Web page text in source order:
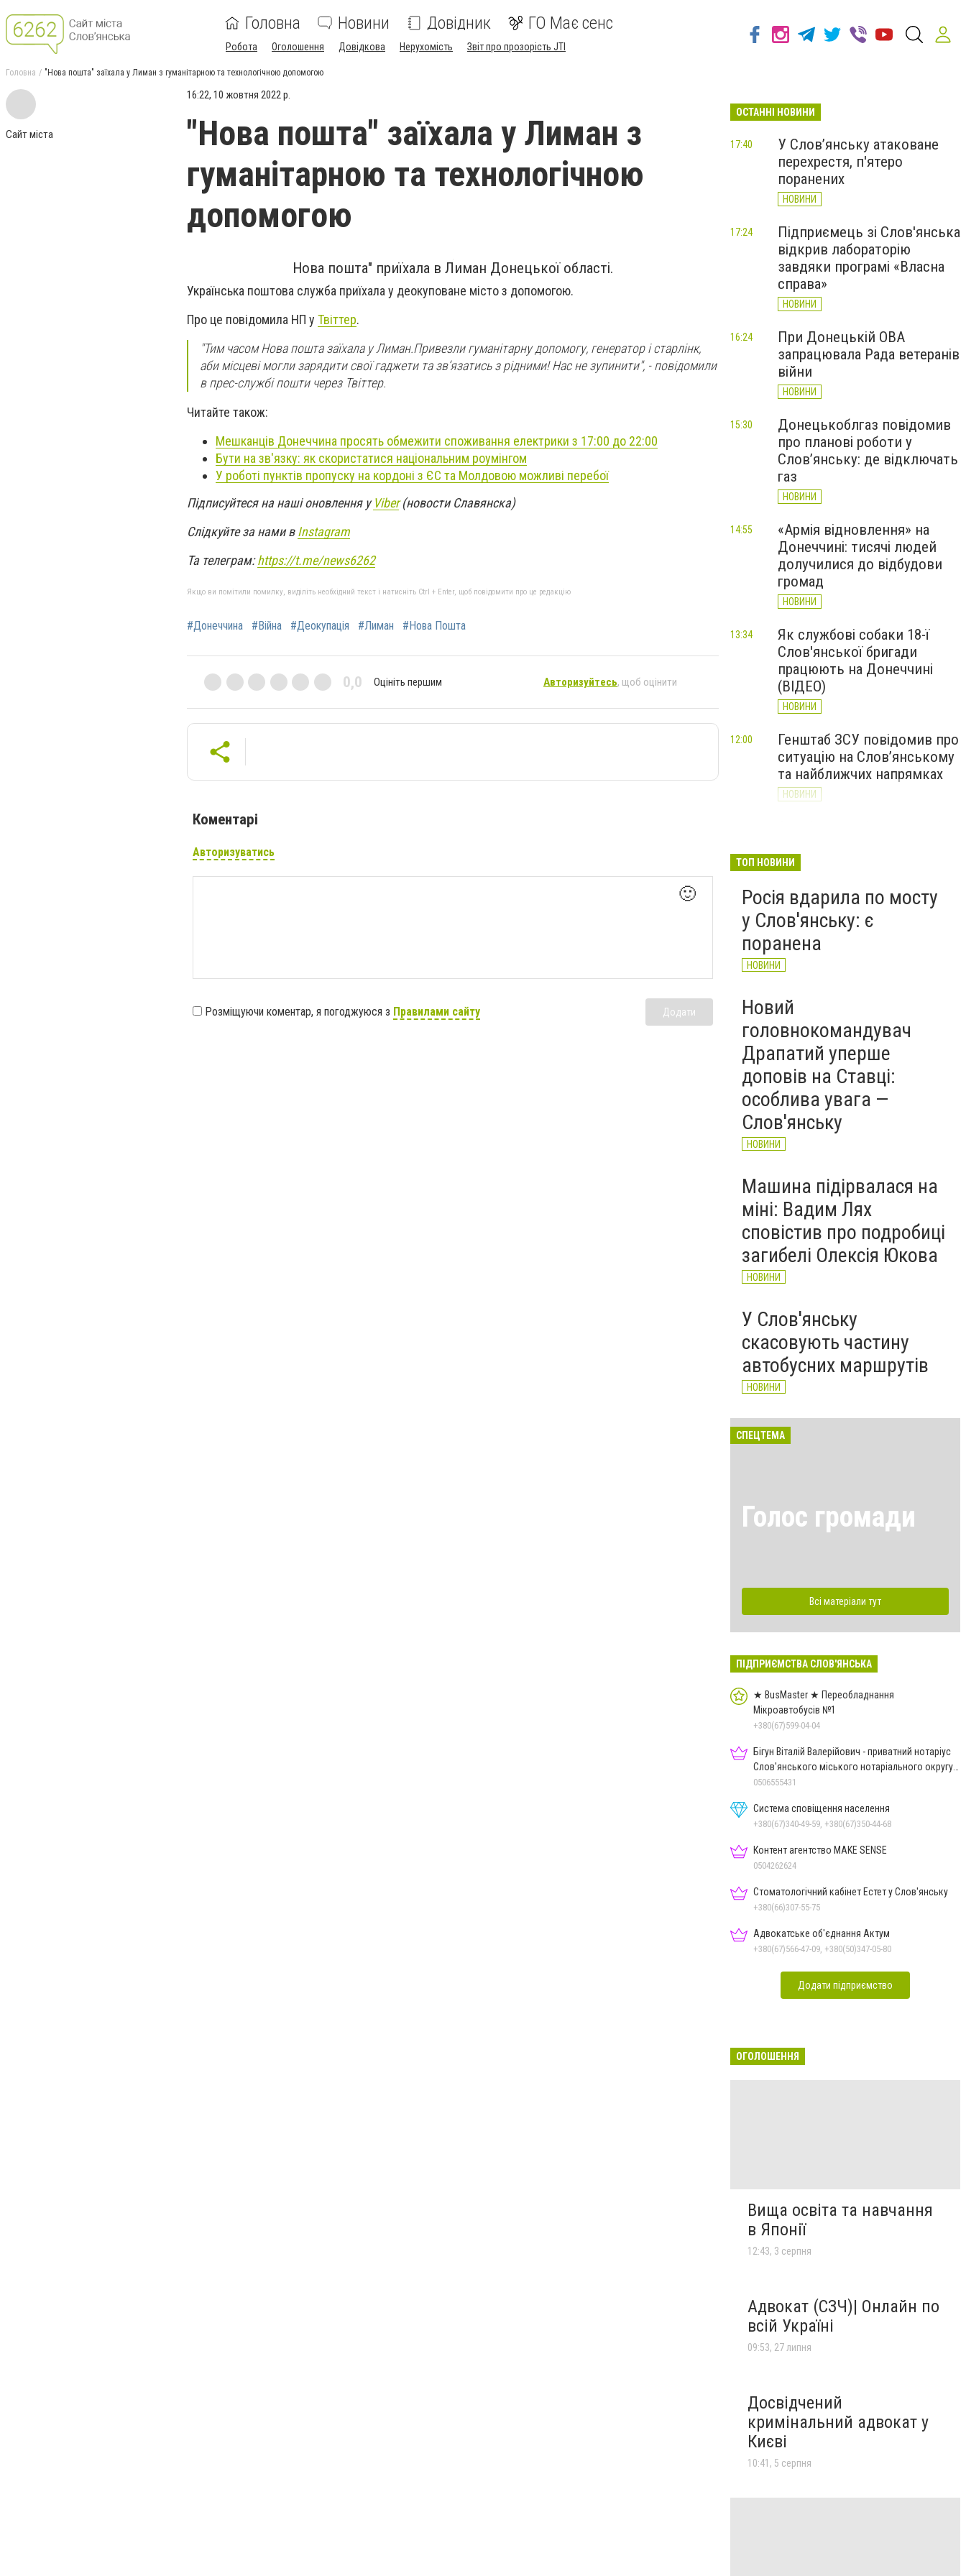
Головна Новини Довідник ГО Має сенс
Робота Оголошення Довідкова Нерухомість Звіт про прозорість JTI
Головна "Нова пошта" заїхала у Лиман з гуманітарною та технологічною допомогою
Сайт міста
16:22, 10 жовтня 2022 р.
"Нова пошта" заїхала у Лиман з
гуманітарною та технологічною
допомогою
Нова пошта" приїхала в Лиман Донецької області.
Українська поштова служба приїхала у деокуповане місто з допомогою.
Про це повідомила НП у Твіттер.
"Тим часом Нова пошта заїхала у Лиман.Привезли гуманітарну допомогу, генератор і старлінк,
аби місцеві могли зарядити свої гаджети та зв‘язатись з рідними! Нас не зупинити", - повідомили
в прес-службі пошти через Твіттер.
Читайте також:
Мешканців Донеччина просять обмежити споживання електрики з 17:00 до 22:00
Бути на зв'язку: як скористатися національним роумінгом
У роботі пунктів пропуску на кордоні з ЄС та Молдовою можливі перебої
Підписуйтеся на наші оновлення уViber(новости Славянска)
Слідкуйте за нами вInstagram
Та телеграм:https://t.me/news6262
Якщо ви помітили помилку, виділіть необхідний текст і натисніть Ctrl + Enter, щоб повідомити про це редакцію
#Донеччина #Війна #Деокупація #Лиман #Нова Пошта
0,0 Оцініть першим Авторизуйтесь, щоб оцінити
Коментарі
Авторизуватись
🙂
Розміщуючи коментар, я погоджуюся з Правилами сайту Додати
ОСТАННІ НОВИНИ
У Слов’янську атаковане
перехрестя, п'ятеро
поранених
НОВИНИ
17:40
Підприємець зі Слов'янська
відкрив лабораторію
завдяки програмі «Власна
справа»
НОВИНИ
17:24
При Донецькій ОВА
запрацювала Рада ветеранів
війни
НОВИНИ
16:24
Донецькоблгаз повідомив
про планові роботи у
Слов’янську: де відключать
газ
НОВИНИ
15:30
«Армія відновлення» на
Донеччині: тисячі людей
долучилися до відбудови
громад
НОВИНИ
14:55
Як службові собаки 18-ї
Слов'янської бригади
працюють на Донеччині
(ВІДЕО)
НОВИНИ
13:34
Генштаб ЗСУ повідомив про
ситуацію на Слов’янському
та найближчих напрямках
НОВИНИ
12:00
великої війни: 7 серпня
ТОП НОВИНИ
Росія вдарила по мосту
у Слов'янську: є
поранена
НОВИНИ
Новий
головнокомандувач
Драпатий уперше
доповів на Ставці:
особлива увага —
Слов'янську
НОВИНИ
Машина підірвалася на
міні: Вадим Лях
сповістив про подробиці
загибелі Олексія Юкова
НОВИНИ
У Слов'янську
скасовують частину
автобусних маршрутів
НОВИНИ
СПЕЦТЕМА
Голос громади
Всі матеріали тут
ПІДПРИЄМСТВА СЛОВ'ЯНСЬКА
★ BusMaster ★ Переобладнання
Мікроавтобусів №1
+380(67)599-04-04
Бігун Віталій Валерійович - приватний нотаріус
Слов'янського міського нотаріального округу
Дон.обл.
0506555431
Система сповіщення населення
+380(67)340-49-59, +380(67)350-44-68
Контент агентство MAKE SENSE
0504262624
Стоматологічний кабінет Естет у Слов'янську
+380(66)307-55-75
Адвокатське об'єднання Актум
+380(67)566-47-09, +380(50)347-05-80
Додати підприємство
ОГОЛОШЕННЯ
Вища освіта та навчання
в Японії
12:43, 3 серпня
Адвокат (СЗЧ)| Онлайн по
всій Україні
09:53, 27 липня
Досвідчений
кримінальний адвокат у
Києві
10:41, 5 серпня